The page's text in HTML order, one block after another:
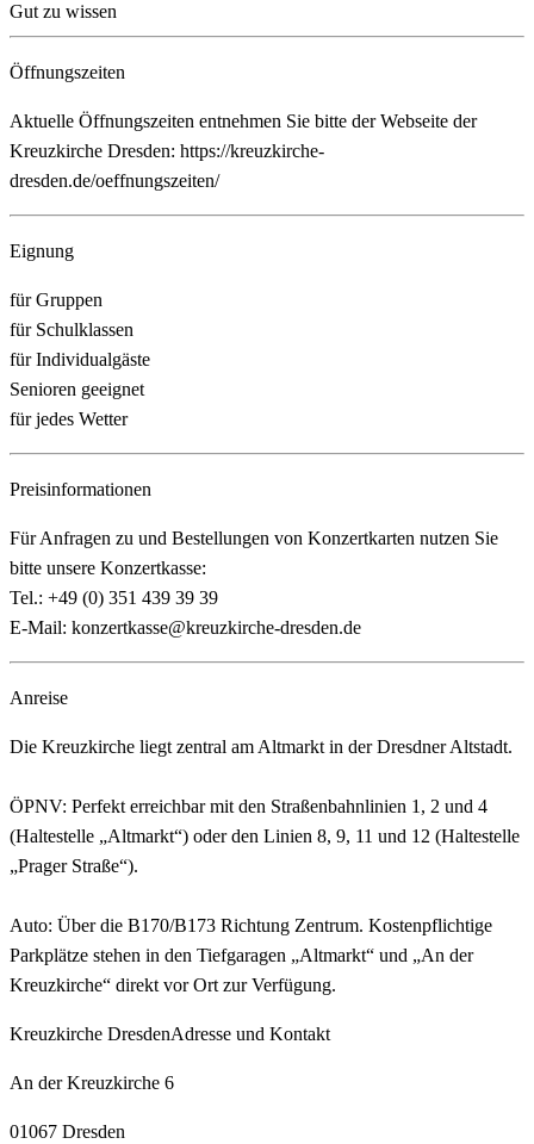
Gut zu wissen
Öffnungszeiten
Aktuelle Öffnungszeiten entnehmen Sie bitte der Webseite der
Kreuzkirche Dresden: https://kreuzkirche-
dresden.de/oeffnungszeiten/
Eignung
für Gruppen
für Schulklassen
für Individualgäste
Senioren geeignet
für jedes Wetter
Preisinformationen
Für Anfragen zu und Bestellungen von Konzertkarten nutzen Sie
bitte unsere Konzertkasse:
Tel.: +49 (0) 351 439 39 39
E-Mail: konzertkasse@kreuzkirche-dresden.de
Anreise
Die Kreuzkirche liegt zentral am Altmarkt in der Dresdner Altstadt.
ÖPNV: Perfekt erreichbar mit den Straßenbahnlinien 1, 2 und 4
(Haltestelle „Altmarkt“) oder den Linien 8, 9, 11 und 12 (Haltestelle
„Prager Straße“).
Auto: Über die B170/B173 Richtung Zentrum. Kostenpflichtige
Parkplätze stehen in den Tiefgaragen „Altmarkt“ und „An der
Kreuzkirche“ direkt vor Ort zur Verfügung.
Kreuzkirche DresdenAdresse und Kontakt
An der Kreuzkirche 6
01067 Dresden